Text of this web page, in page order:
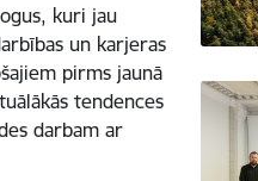
kuri jau
un karjeras
pirms jaunā
tendences
darbam ar